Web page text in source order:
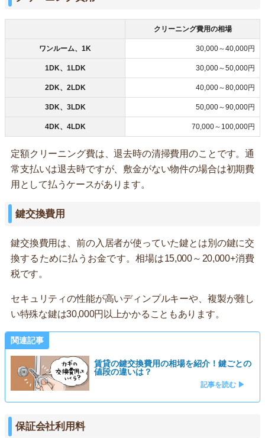
クリーニング費用の相場
ワンルーム、1K 30,000～40,000円
1DK、1LDK 30,000～50,000円
2DK、2LDK 40,000～80,000円
3DK、3LDK 50,000～90,000円
4DK、4LDK 70,000～100,000円
定額クリーニング費は、退去時の清掃費用のことです。通
常支払いは退去時ですが、敷金がない物件の場合は初期費
用として払うケースがあります。
鍵交換費用
鍵交換費用は、前の入居者が使っていた鍵とは別の鍵に交
換するために払うお金です。相場は15,000～20,000+消費
税です。
セキュリティの性能が高いディンプルキーや、複製が難し
い特殊な鍵は30,000円以上かかることもあります。
関連記事
賃貸の鍵交換費用の相場を紹介！鍵ごとの
値段の違いは？
記事を読む ▶
保証会社利用料